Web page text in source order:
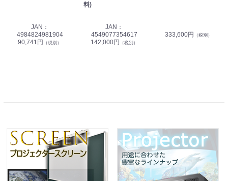
JAN：
4984824981904
90,741円
（税別）
料)
JAN：
4549077354617
142,000円
（税別）
333,600円 （税別）